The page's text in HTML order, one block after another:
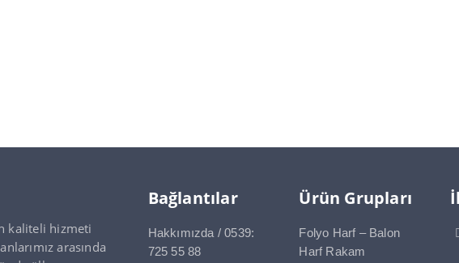
kaliteli hizmeti
arasında
Bağlantılar
Hakkımızda / 0539:
725 55 88
Ürün Grupları
Folyo Harf – Balon
Harf Rakam